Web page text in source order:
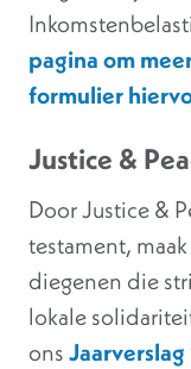
pagina om
formulier
Justice &
Door Justice &
testament,
diegenen die
lokale
ons